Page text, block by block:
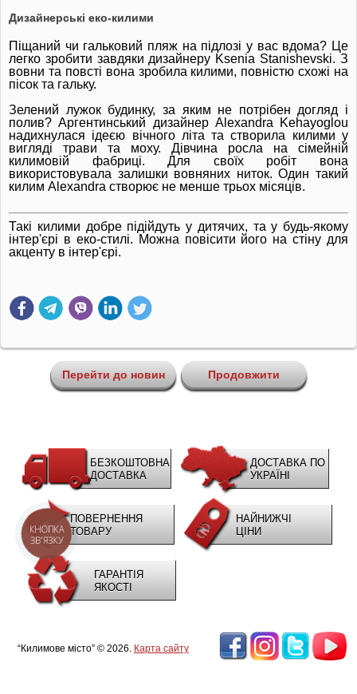
Дизайнерські еко-килими
Піщаний чи гальковий пляж на підлозі у вас вдома? Це
легко зробити завдяки дизайнеру Ksenia Stanishevski. З
вовни та повсті вона зробила килими, повністю схожі на
пісок та гальку.
Зелений лужок будинку, за яким не потрібен догляд і
полив?Аргентинський дизайнер Alexandra Kehayoglou
надихнулася ідеєю вічного літа та створила килими у
вигляді трави та моху. Дівчина росла на сімейній
килимовій фабриці.Для своїх робіт вона
використовувала залишки вовняних ниток.Один такий
килим Alexandra створює не менше трьох місяців.
Такі килими добре підійдуть у дитячих, та у будь-якому
інтер'єрі в еко-стилі. Можна повісити його на стіну для
акценту в інтер'єрі.
Перейти до новин Продовжити
БЕЗКОШТОВНА
ДОСТАВКА
ДОСТАВКА ПО
УКРАЇНІ
ПОВЕРНЕННЯ
ТОВАРУ
НАЙНИЖЧІ
ЦІНИ
ГАРАНТІЯ
ЯКОСТІ
“Килимове місто” © 2026. Карта сайту
КНОПКА
ЗВ'ЯЗКУ